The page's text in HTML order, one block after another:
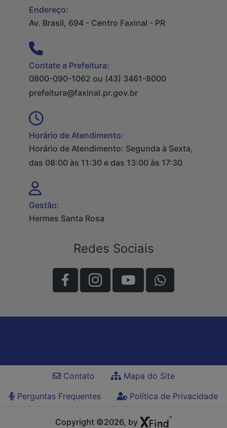
Endereço:
Av. Brasil, 694 - Centro Faxinal - PR
Contate a Prefeitura:
0800-090-1062 ou (43) 3461-8000
prefeitura@faxinal.pr.gov.br
Horário de Atendimento:
Horário de Atendimento: Segunda à Sexta,
das 08:00 às 11:30 e das 13:00 às 17:30
Gestão:
Hermes Santa Rosa
Redes Sociais
Contato
Mapa do Site
Perguntas Frequentes
Política de Privacidade
Copyright ©2026, by